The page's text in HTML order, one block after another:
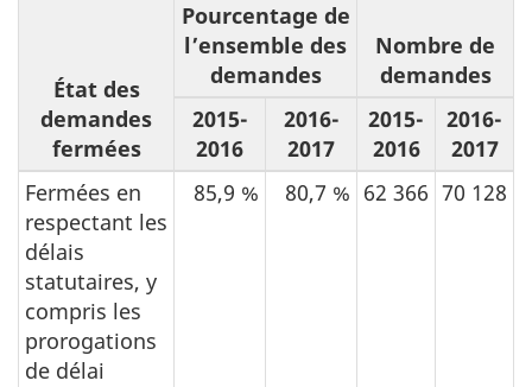
État des
demandes
fermées
Pourcentage de
l’ensemble des
demandes
Nombre de
demandes
2015-
2016
2016-
2017
2015-
2016
2016-
2017
Fermées en
respectant les
délais
statutaires, y
compris les
prorogations
de délai
85,9 % 80,7 % 62 366 70 128